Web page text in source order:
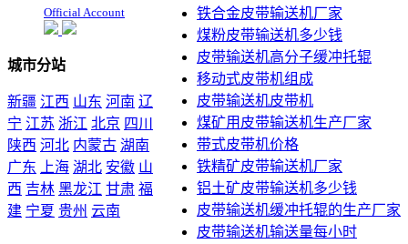
铁合金皮带输送机厂家
煤粉皮带输送机多少钱
皮带输送机高分子缓冲托辊
移动式皮带机组成
皮带输送机皮带机
煤矿用皮带输送机生产厂家
带式皮带机价格
铁精矿皮带输送机厂家
铝土矿皮带输送机多少钱
皮带输送机缓冲托辊的生产厂家
皮带输送机输送量每小时
Official Account
城市分站
新疆 江西 山东 河南 辽
宁 江苏 浙江 北京 四川
陕西 河北 内蒙古 湖南
广东
上海 湖北 安徽 山
西 吉林 黑龙江 甘肃 福
建 宁夏 贵州 云南